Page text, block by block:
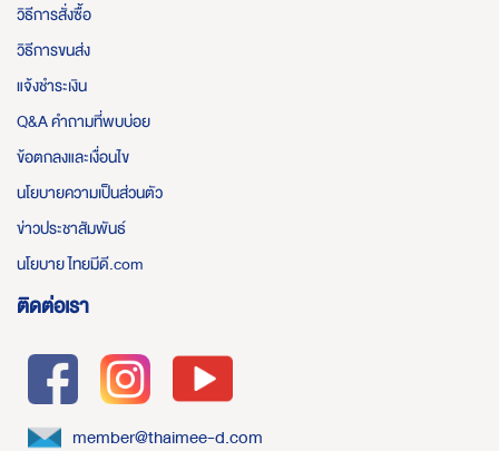
วิธีการสั่งซื้อ
วิธีการขนส่ง
แจ้งชำระเงิน
Q&A คำถามที่พบบ่อย
ข้อตกลงและเงื่อนไข
นโยบายความเป็นส่วนตัว
ข่าวประชาสัมพันธ์
นโยบาย ไทยมีดี.com
ติดต่อเรา
member@thaimee-d.com